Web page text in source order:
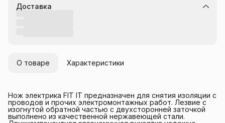
Доставка
О товаре Характеристики
Нож электрика FIT IT предназначен для снятия изоляции с
проводов и прочих электромонтажных работ. Лезвие с
изогнутой обратной частью с двухсторонней заточкой
выполнено из качественной нержавеющей стали.